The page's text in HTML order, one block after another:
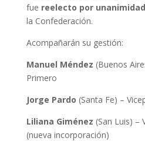
fue reelecto por
la Confederación.
Acompañarán su gestión:
Manuel Méndez (Buenos
Primero
Jorge Pardo (Santa Fe) –
Liliana Giménez (San Luis) –
(nueva incorporación)